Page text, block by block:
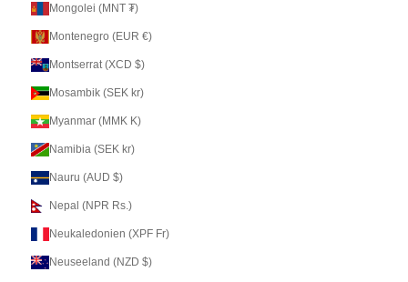
Mongolei (MNT ₮)
Montenegro (EUR €)
Montserrat (XCD $)
Mosambik (SEK kr)
Myanmar (MMK K)
Namibia (SEK kr)
Nauru (AUD $)
Nepal (NPR Rs.)
Neukaledonien (XPF Fr)
Neuseeland (NZD $)